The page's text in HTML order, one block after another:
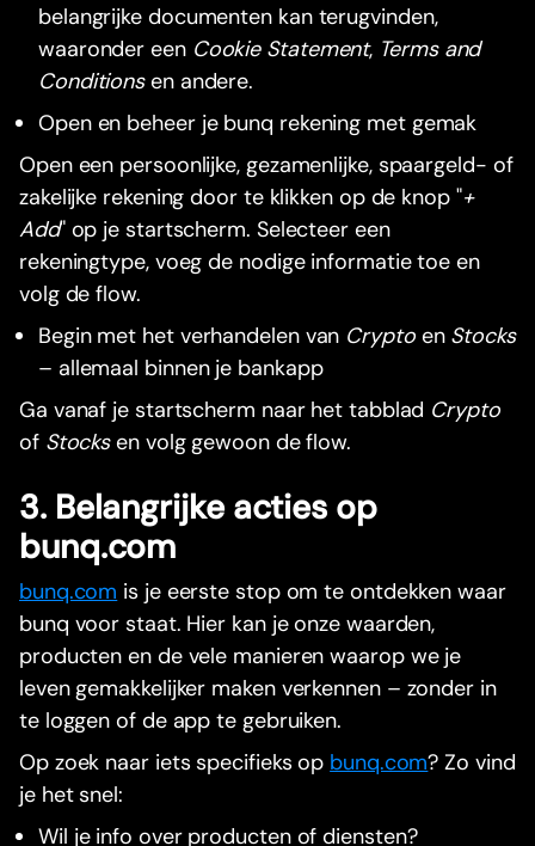
belangrijke documenten kan terugvinden,
waaronder een Cookie Statement, Terms and
Conditionsen andere.
Open en beheer je bunq rekening met gemak
Open een persoonlijke, gezamenlijke, spaargeld- of
zakelijke rekening door te klikken op de knop "+
Add" op je startscherm. Selecteer een
rekeningtype, voeg de nodige informatie toe en
volg de flow.
Begin met het verhandelen van Cryptoen Stocks
– allemaal binnen je bankapp
Ga vanaf je startscherm naar het tabblad Crypto
of Stocksen volg gewoon de flow.
3. Belangrijke acties op
bunq.com
bunq.com is je eerste stop om te ontdekken waar
bunq voor staat. Hier kan je onze waarden,
producten en de vele manieren waarop we je
leven gemakkelijker maken verkennen – zonder in
te loggen of de app te gebruiken.
Op zoek naar iets specifieks op bunq.com? Zo vind
je het snel:
Wil je info over producten of diensten?